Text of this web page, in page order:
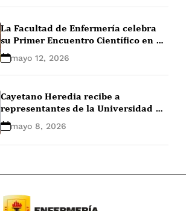
La Facultad de Enfermería celebra
su Primer Encuentro Científico en el
marco del Día Internacional de la
Enfermería
mayo 12, 2026
Cayetano Heredia recibe a
representantes de la Universidad de
Concepción para impulsar
cooperación académica
mayo 8, 2026